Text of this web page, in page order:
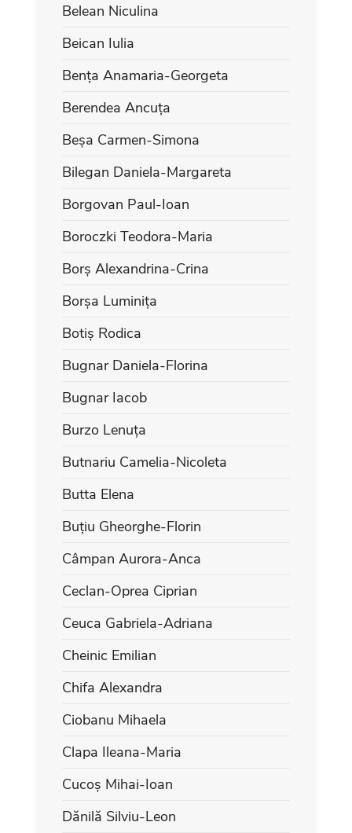
Belean Niculina
Beican Iulia
Bența Anamaria-Georgeta
Berendea Ancuța
Beșa Carmen-Simona
Bilegan Daniela-Margareta
Borgovan Paul-Ioan
Boroczki Teodora-Maria
Borș Alexandrina-Crina
Borșa Luminița
Botiș Rodica
Bugnar Daniela-Florina
Bugnar Iacob
Burzo Lenuța
Butnariu Camelia-Nicoleta
Butta Elena
Buțiu Gheorghe-Florin
Câmpan Aurora-Anca
Ceclan-Oprea Ciprian
Ceuca Gabriela-Adriana
Cheinic Emilian
Chifa Alexandra
Ciobanu Mihaela
Clapa Ileana-Maria
Cucoș Mihai-Ioan
Dănilă Silviu-Leon